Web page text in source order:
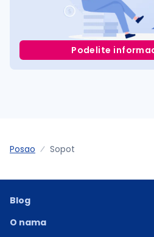
Podelite
Posao Sopot
Blog
O nama